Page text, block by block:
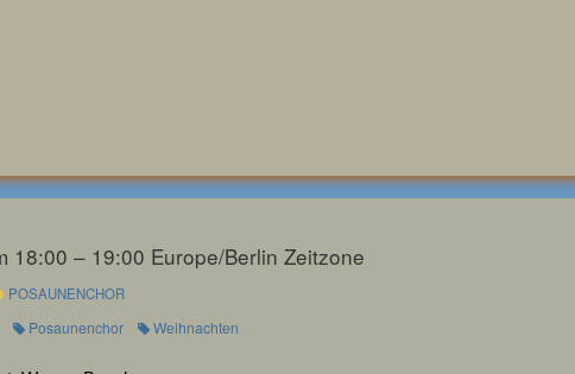
18:00 – 19:00 Europe/Berlin Zeitzone
POSAUNENCHOR
Posaunenchor Weihnachten